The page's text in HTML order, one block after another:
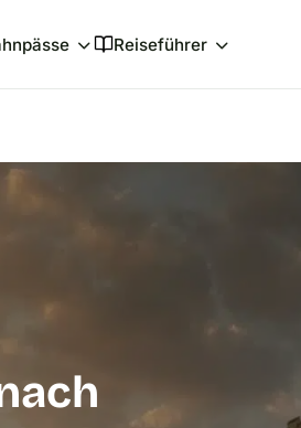
Reiseführer